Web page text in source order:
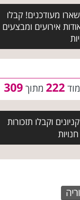
מעודכנים! קבלו
אירועים ומבצעים
222 מתוך309
וקבלו תזכורות